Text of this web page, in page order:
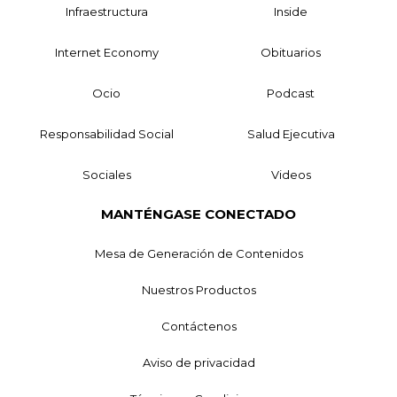
Infraestructura Inside
Internet Economy Obituarios
Ocio Podcast
Responsabilidad Social Salud Ejecutiva
Sociales Videos
MANTÉNGASE CONECTADO
Mesa de Generación de Contenidos
Nuestros Productos
Contáctenos
Aviso de privacidad